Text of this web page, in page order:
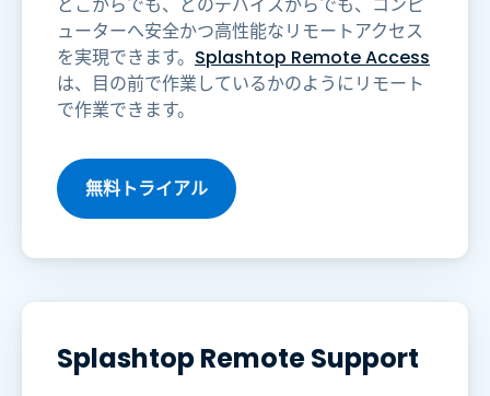
どこからでも、どのデバイスからでも、コンピ
ューターへ安全かつ高性能なリモートアクセス
を実現できます。 Splashtop Remote Access
は、目の前で作業しているかのようにリモート
で作業できます。
無料トライアル
Splashtop Remote Support